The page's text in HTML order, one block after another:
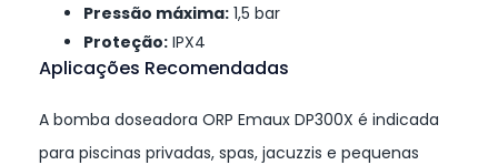
Pressão máxima: 1,5 bar
Proteção: IPX4
Aplicações Recomendadas
A bomba doseadora ORP Emaux DP300X é indicada
para piscinas privadas, spas, jacuzzis e pequenas